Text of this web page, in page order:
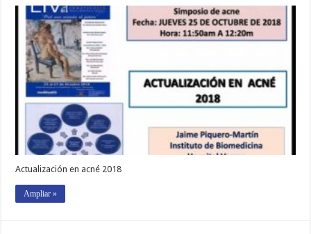
Actualización en acné 2018
Ampliar »